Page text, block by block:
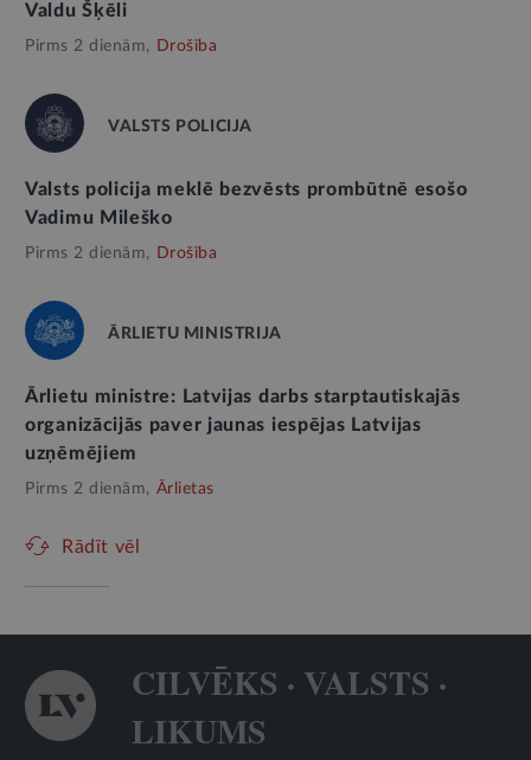
Valdu Šķēli
Pirms 2 dienām, Drošība
VALSTS POLICIJA
Valsts policija meklē bezvēsts prombūtnē esošo
Vadimu Mileško
Pirms 2 dienām, Drošība
ĀRLIETU MINISTRIJA
Ārlietu ministre: Latvijas darbs starptautiskajās
organizācijās paver jaunas iespējas Latvijas
uzņēmējiem
Pirms 2 dienām, Ārlietas
Rādīt vēl
CILVĒKS · VALSTS ·
LIKUMS